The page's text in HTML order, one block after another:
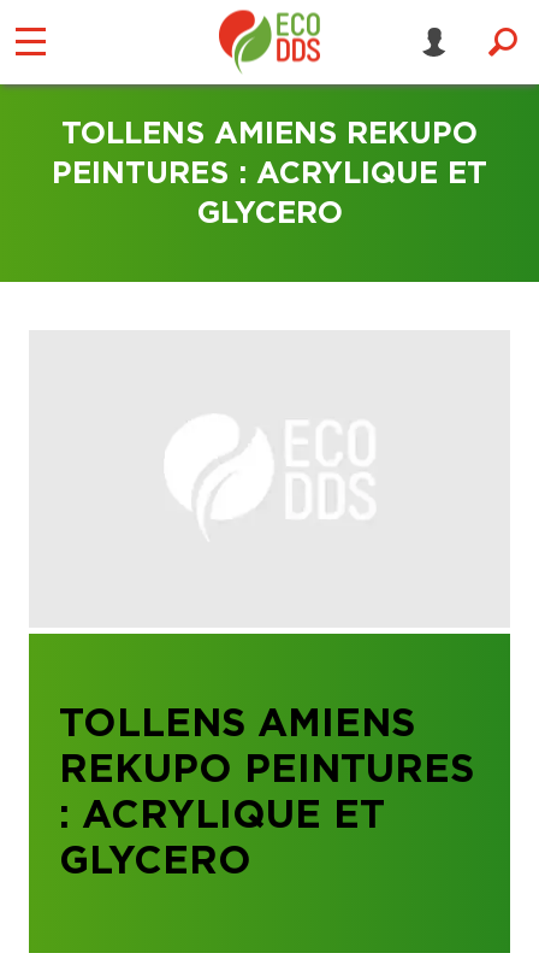
TOLLENS AMIENS REKUPO
PEINTURES : ACRYLIQUE ET
GLYCERO
TOLLENS AMIENS
REKUPO PEINTURES
: ACRYLIQUE ET
GLYCERO